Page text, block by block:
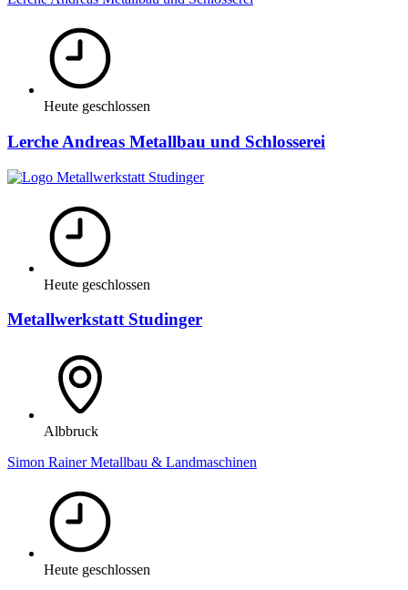
Heute geschlossen
Lerche Andreas Metallbau und Schlosserei
Heute geschlossen
Metallwerkstatt Studinger
Albbruck
Simon Rainer Metallbau & Landmaschinen
Heute geschlossen